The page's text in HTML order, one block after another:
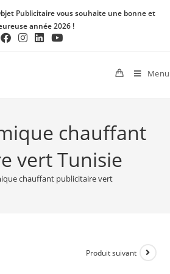
Publicitaire vous souhaite une bonne et
année 2026 !
Menu
chauffant
vert Tunisie
chauffant publicitaire vert
Produit suivant